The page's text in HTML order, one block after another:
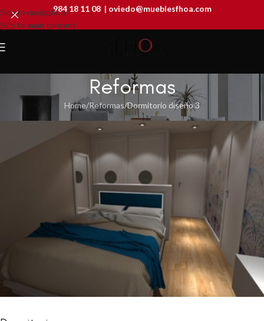
Skip to navigation
Skip to main content
984 18 11 08| oviedo@mueblesfhoa.com
Reformas
Home Reformas Dormitorio diseño 3